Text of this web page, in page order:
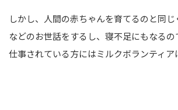
しかし、人間の赤ちゃんを育てるのと同
などのお世話をするし、寝不足にもなる
仕事されている方にはミルクボランティア